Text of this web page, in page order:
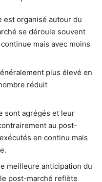
est organisé autour du
se déroule souvent
mais avec moins
plus élevé en
réduit
sont agrégés et leur
au post-
en continu mais
meilleure anticipation du
post-marché reflète